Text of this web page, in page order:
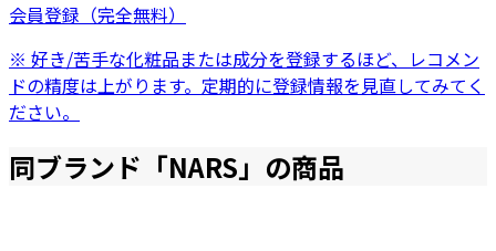
会員登録（完全無料）
※ 好き/苦手な化粧品または成分を登録するほど、レコメン
ドの精度は上がります。定期的に登録情報を見直してみてく
ださい。
同ブランド「NARS」の商品